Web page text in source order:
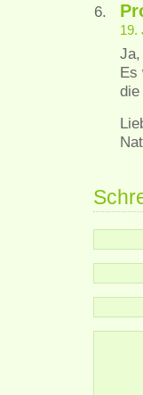
19.
Ja,
Es
die